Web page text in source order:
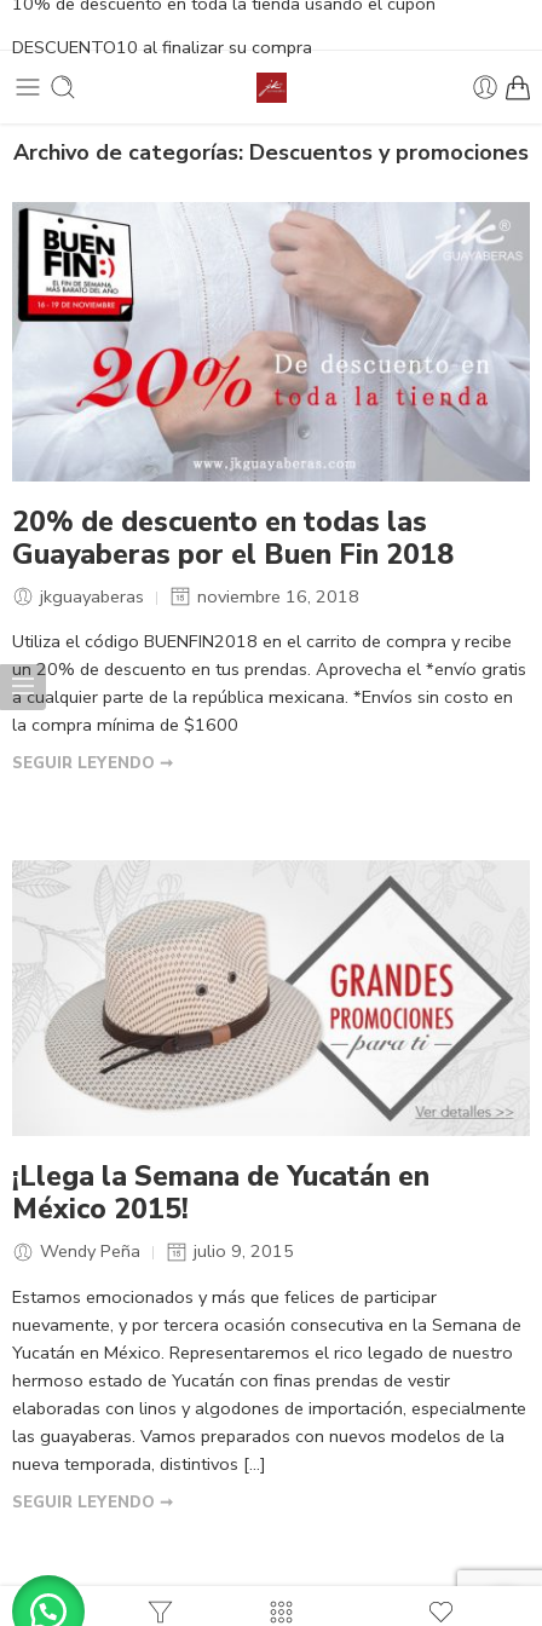
DESCUENTO10 al finalizar su compra
Archivo de categorías: Descuentos y promociones
20% de descuento en todas las
Guayaberas por el Buen Fin 2018
jkguayaberas
noviembre 16, 2018
Utiliza el código BUENFIN2018 en el carrito de compra y recibe
un 20% de descuento en tus prendas. Aprovecha el *envío gratis
a cualquier parte de la república mexicana. *Envíos sin costo en
la compra mínima de $1600
SEGUIR LEYENDO ➞
¡Llega la Semana de Yucatán en
México 2015!
Wendy Peña
julio 9, 2015
Estamos emocionados y más que felices de participar
nuevamente, y por tercera ocasión consecutiva en la Semana de
Yucatán en México. Representaremos el rico legado de nuestro
hermoso estado de Yucatán con finas prendas de vestir
elaboradas con linos y algodones de importación, especialmente
las guayaberas. Vamos preparados con nuevos modelos de la
nueva temporada, distintivos […]
SEGUIR LEYENDO ➞